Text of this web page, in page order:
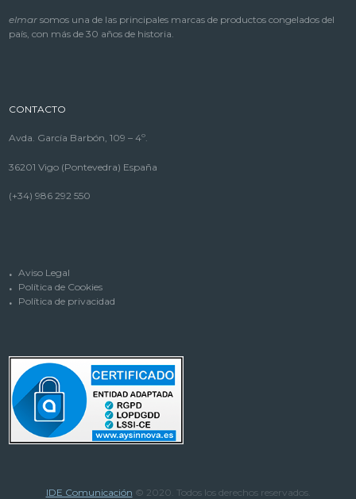
elmar somos una de las principales marcas de productos congelados del
país, con más de 30 años de historia.
CONTACTO
Avda. García Barbón, 109 – 4º.
36201 Vigo (Pontevedra) España
(+34) 986 292 550
Aviso Legal
Política de Cookies
Política de privacidad
IDE Comunicación © 2020. Todos los derechos reservados.